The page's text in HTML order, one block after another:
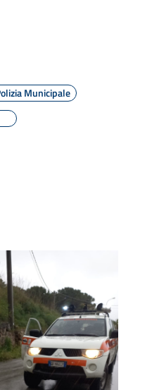
Municipale